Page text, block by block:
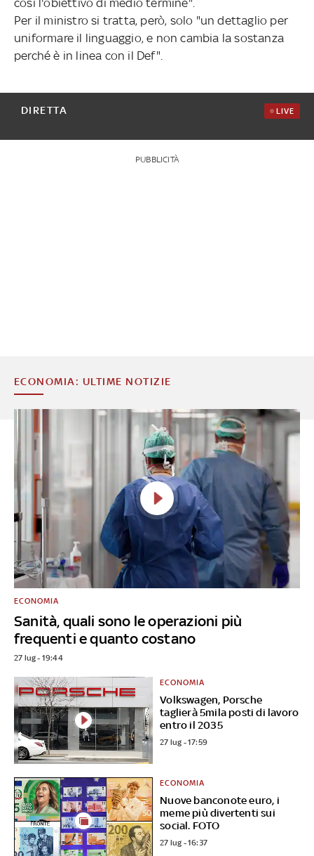
Per il ministro si tratta, però, solo "un dettaglio per
uniformare il linguaggio, e non cambia la sostanza
perché è in linea con il Def".
DIRETTA LIVE
PUBBLICITÀ
ECONOMIA: ULTIME NOTIZIE
Sanità, quali sono le operazioni più
frequenti e quanto costano
ECONOMIA
27 lug - 19:44
Volkswagen, Porsche
taglierà 5mila posti di lavoro
entro il 2035
ECONOMIA
27 lug - 17:59
Nuove banconote euro, i
meme più divertenti sui
social. FOTO
ECONOMIA
27 lug - 16:37